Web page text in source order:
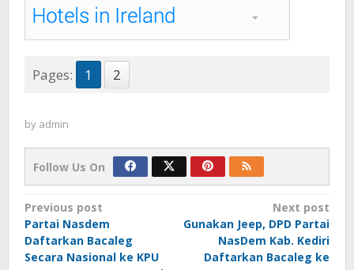
Pages: 1 2
by admin
Follow Us On
Post
navigation
Previous post
Partai Nasdem
Daftarkan Bacaleg
Secara Nasional ke KPU
Next post
Gunakan Jeep, DPD Partai
NasDem Kab. Kediri
Daftarkan Bacaleg ke